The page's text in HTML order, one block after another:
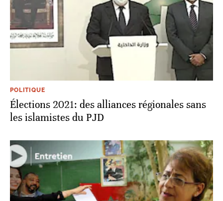
POLITIQUE
Élections 2021: des alliances régionales sans
les islamistes du PJD